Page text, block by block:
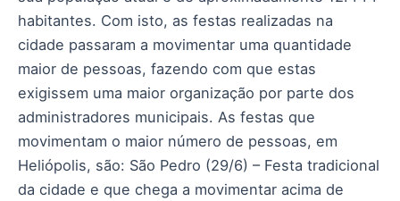
habitantes. Com isto, as festas realizadas na
cidade passaram a movimentar uma quantidade
maior de pessoas, fazendo com que estas
exigissem uma maior organização por parte dos
administradores municipais. As festas que
movimentam o maior número de pessoas, em
Heliópolis, são: São Pedro (29/6) – Festa tradicional
da cidade e que chega a movimentar acima de